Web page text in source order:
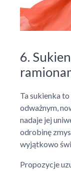
6.
Ta sukienka
odważnym,
nadaje jej
odrobinę
wyjątkowo
Propozycje